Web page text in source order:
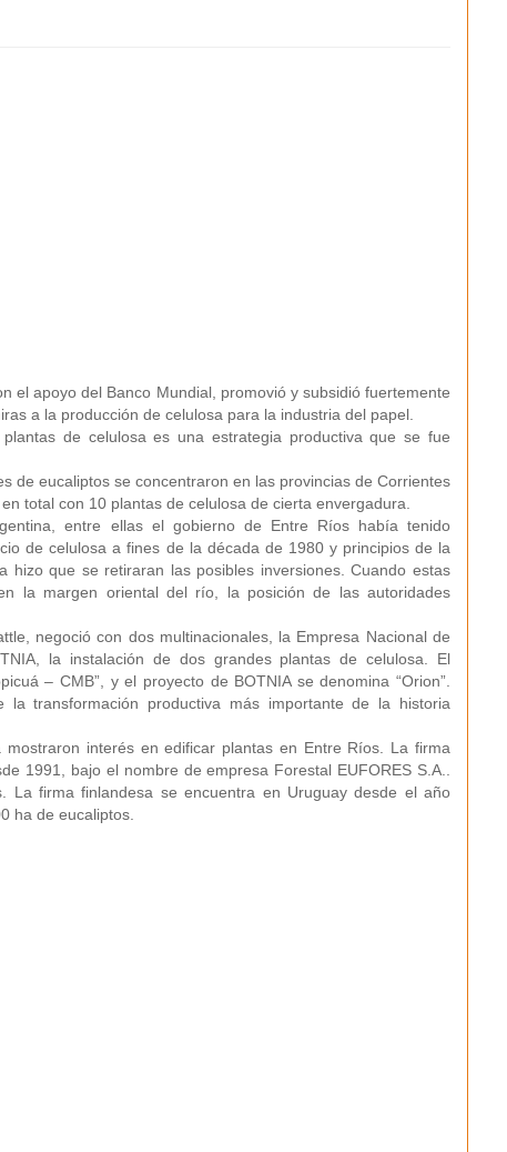
el apoyo del Banco Mundial, promovió y subsidió fuertemente
a la producción de celulosa para la industria del papel.
de celulosa es una estrategia productiva que se fue
de eucaliptos se concentraron en las provincias de Corrientes
total con 10 plantas de celulosa de cierta envergadura.
entre ellas el gobierno de Entre Ríos había tenido
de celulosa a fines de la década de 1980 y principios de la
hizo que se retiraran las posibles inversiones. Cuando estas
la margen oriental del río, la posición de las autoridades
negoció con dos multinacionales, la Empresa Nacional de
la instalación de dos grandes plantas de celulosa. El
– CMB”, y el proyecto de BOTNIA se denomina “Orion”.
transformación productiva más importante de la historia
mostraron interés en edificar plantas en Entre Ríos. La firma
1991, bajo el nombre de empresa Forestal EUFORES S.A..
La firma finlandesa se encuentra en Uruguay desde el año
ha de eucaliptos.